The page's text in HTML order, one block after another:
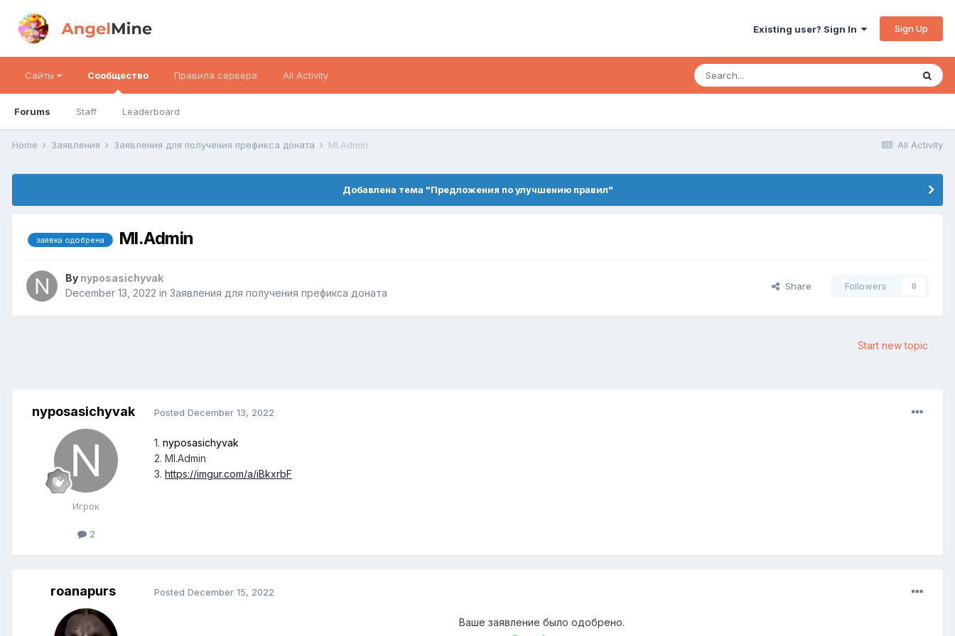
Existing user? Sign In Sign Up
Сайты Сообщество
Forums Staff Leaderboard
Правила сервера All Activity
All Activity
Home Заявления Заявления для получения префикса доната Ml.Admin
Добавлена тема "Предложения по улучшению правил"
заявка одобрена Ml.Admin
By nyposasichyvak
December 13, 2022 in Заявления для получения префикса доната
Share Followers 0
Start new topic
nyposasichyvak
Игрок
2
Posted December 13, 2022
1. nyposasichyvak
2. Ml.Admin
3. https://imgur.com/a/iBkxrbF
roanapurs Posted December 15, 2022
Ваше заявление было одобрено.